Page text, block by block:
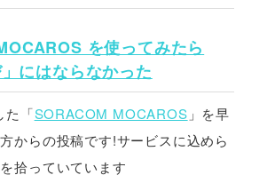
を使ってみたら
」にはならなかった
た「SORACOM MOCAROS 」を早
からの投稿です!サービスに込めら
拾っていています